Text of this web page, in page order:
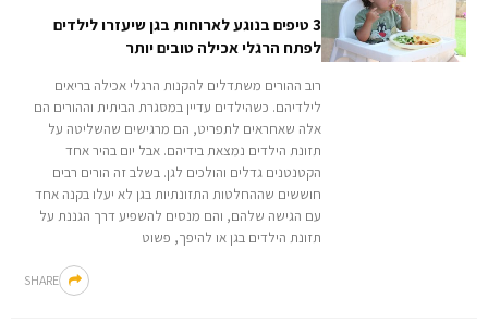
3 טיפים בנוגע לארוחות בגן שיעזרו לילדים
לפתח הרגלי אכילה טובים יותר
רוב ההורים משתדלים להקנות הרגלי אכילה בריאים
לילדיהם. כשהילדים עדיין במסגרת הביתית וההורים הם
אלה שאחראים לתפריט, הם מרגישים שהשליטה על
תזונת הילדים נמצאת בידיהם. אבל יום בהיר אחד
הקטנטנים גדלים והולכים לגן. בשלב זה הורים רבים
חוששים שההחלטות התזונתיות בגן לא יעלו בקנה אחד
עם הגישה שלהם, והם מנסים להשפיע דרך הגננת על
תזונת הילדים בגן או להיפך, פשוט
SHARE